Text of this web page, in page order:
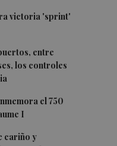
victoria 'sprint'
entre
los controles
el 750
I
cariño y